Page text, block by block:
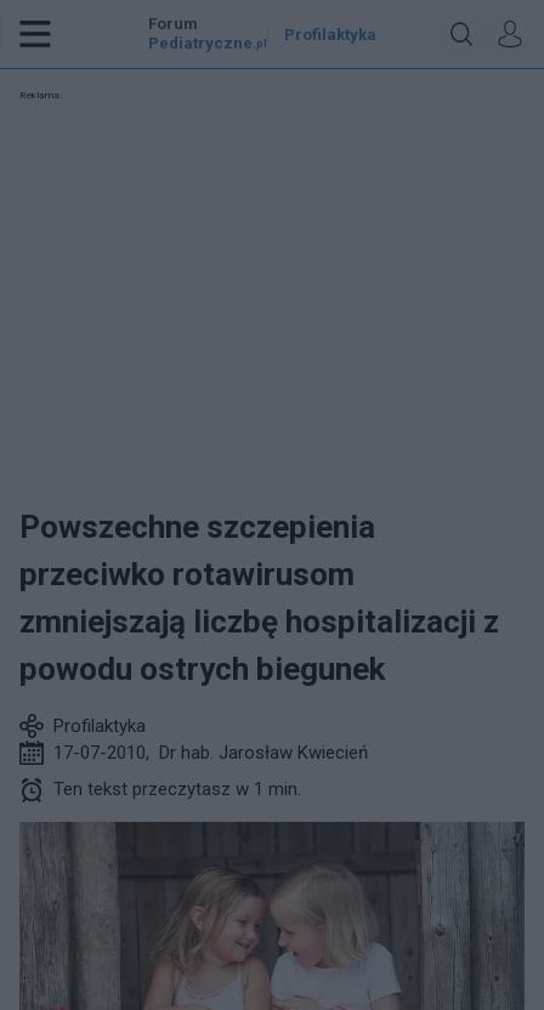
Forum
Pediatryczne .pl Profilaktyka
Reklama:
Powszechne szczepienia
przeciwko rotawirusom
zmniejszają liczbę hospitalizacji z
powodu ostrych biegunek
Profilaktyka
17-07-2010, Dr hab. Jarosław Kwiecień
Ten tekst przeczytasz w 1 min.